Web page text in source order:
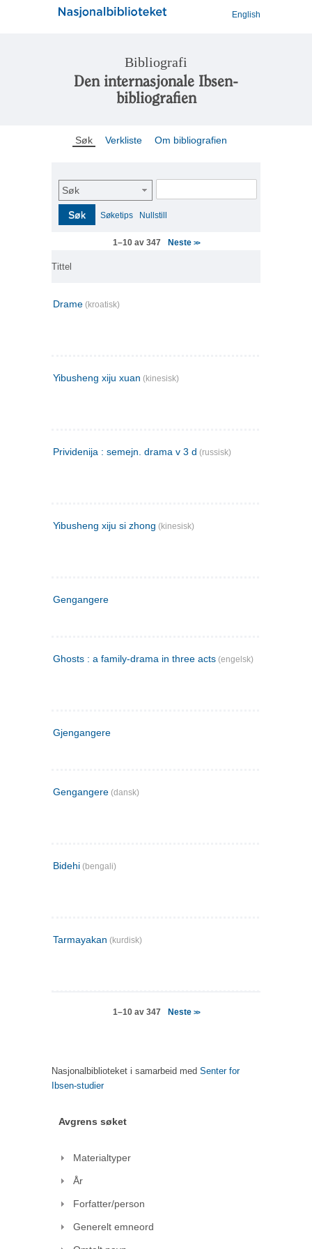
English
Bibliografi
Den internasjonale Ibsen-
bibliografien
Søk Verkliste Om bibliografien
Søk
Søk Søketips Nullstill
1–10 av 347 Neste >>
Tittel
Drame (kroatisk)
Yibusheng xiju xuan (kinesisk)
Prividenija : semejn. drama v 3 d (russisk)
Yibusheng xiju si zhong (kinesisk)
Gengangere
Ghosts : a family-drama in three acts (engelsk)
Gjengangere
Gengangere (dansk)
Bidehi (bengali)
Tarmayakan (kurdisk)
1–10 av 347 Neste >>
Nasjonalbiblioteket i samarbeid med Senter for
Ibsen-studier
Avgrens søket
Materialtyper
År
Forfatter/person
Generelt emneord